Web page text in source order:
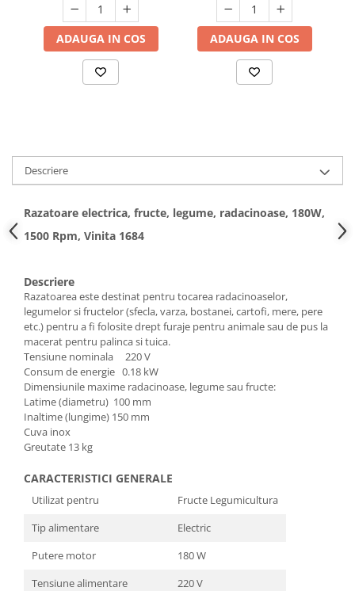
Hote bucatarie
Consumabile
Hote cupolare
Hote telescopice
Hote traditionale
Accesorii masini de spalat &
uscatoare
Masini de spalat rufe cu uscator
Masini de spalat rufe verticale
Uscatoare de rufe
Masini de spalat vase
Masini de spalat vase incorporabile
Masini de spalat vase
independente
Motoburghiu/Foreza pamant
Pachete Incorporabile
Pirostrii & Arzatoare
Plasa umbrire
Pompe de stropit
Radiatoare
Semanatoare,Plantatoare
ADAUGA IN COS ADAUGA IN COS
Descriere
Razatoare electrica, fructe, legume, radacinoase, 180W,
1500 Rpm, Vinita 1684
Descriere
Razatoarea este destinat pentru tocarea radacinoaselor,
legumelor si fructelor (sfecla, varza, bostanei, cartofi, mere, pere
etc.) pentru a fi folosite drept furaje pentru animale sau de pus la
macerat pentru palinca si tuica.
Tensiune nominala 220 V
Consum de energie 0.18 kW
Dimensiunile maxime radacinoase, legume sau fructe:
Latime (diametru) 100 mm
Inaltime (lungime) 150 mm
Cuva inox
Greutate 13 kg
CARACTERISTICI GENERALE
Utilizat pentru
Fructe Legumicultura
Tip alimentare
Electric
Putere motor
180 W
Tensiune alimentare
220 V